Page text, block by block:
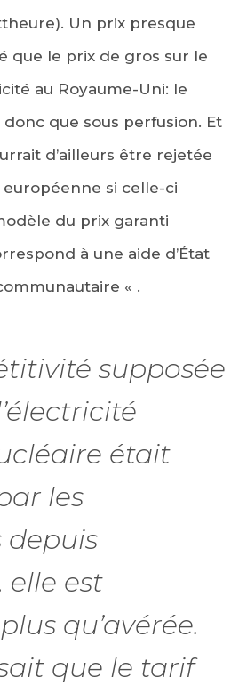
Un prix presque
que le prix de gros sur le
au Royaume-Uni: le
que sous perfusion. Et
d’ailleurs être rejetée
si celle-ci
du prix garanti
à une aide d’État
« .
supposée
était
les
depuis
elle est
qu’avérée.
que le tarif